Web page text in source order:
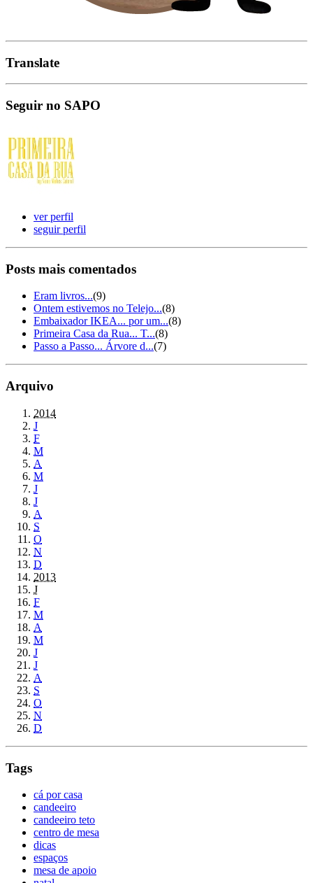
Translate
Seguir no SAPO
ver perfil
seguir perfil
Posts mais comentados
Eram livros...(9)
Ontem estivemos no Telejo...(8)
Embaixador IKEA... por um...(8)
Primeira Casa da Rua... T...(8)
Passo a Passo... Árvore d...(7)
Arquivo
2014
J
F
M
A
M
J
J
A
S
O
N
D
2013
J
F
M
A
M
J
J
A
S
O
N
D
Tags
cá por casa
candeeiro
candeeiro teto
centro de mesa
dicas
espaços
mesa de apoio